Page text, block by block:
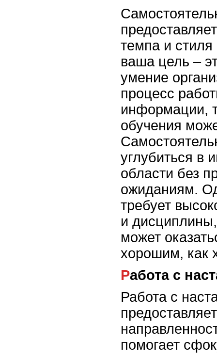
темпа и
ваша цель –
умение
процесс
информации,
обучения
углубиться в
области без
ожиданиям.
требует
и дисциплины,
может
хорошим, как
Работа с
Работа с
помогает